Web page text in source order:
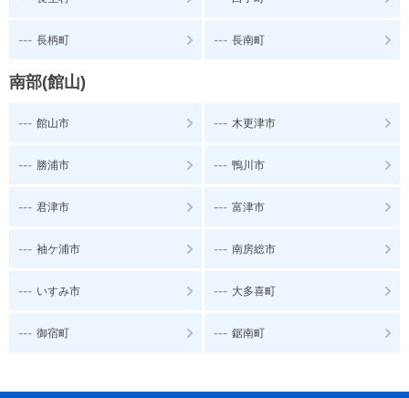
--- 長柄町 --- 長南町
南部(館山)
--- 館山市 --- 木更津市
--- 勝浦市 --- 鴨川市
--- 君津市 --- 富津市
--- 袖ケ浦市 --- 南房総市
--- いすみ市 --- 大多喜町
--- 御宿町 --- 鋸南町